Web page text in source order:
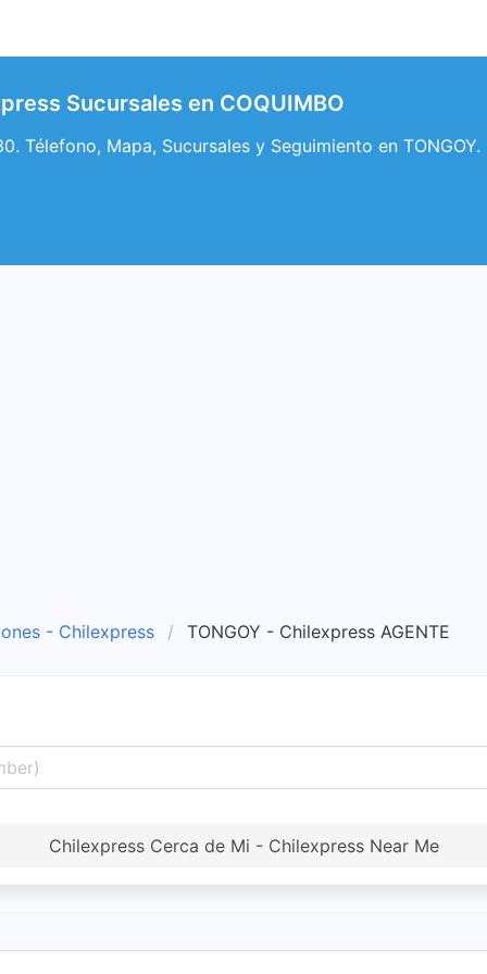
Sucursales en COQUIMBO
Télefono, Mapa, Sucursales y Seguimiento en TONGOY.
- Chilexpress TONGOY - Chilexpress AGENTE
Chilexpress Cerca de Mi - Chilexpress Near Me